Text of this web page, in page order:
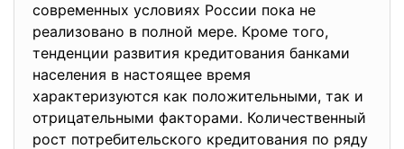
современных условиях России пока не
реализовано в полной мере. Кроме того,
тенденции развития кредитования банками
населения в настоящее время
характеризуются как положительными, так и
отрицательными факторами. Количественный
рост потребительского кредитования по ряду